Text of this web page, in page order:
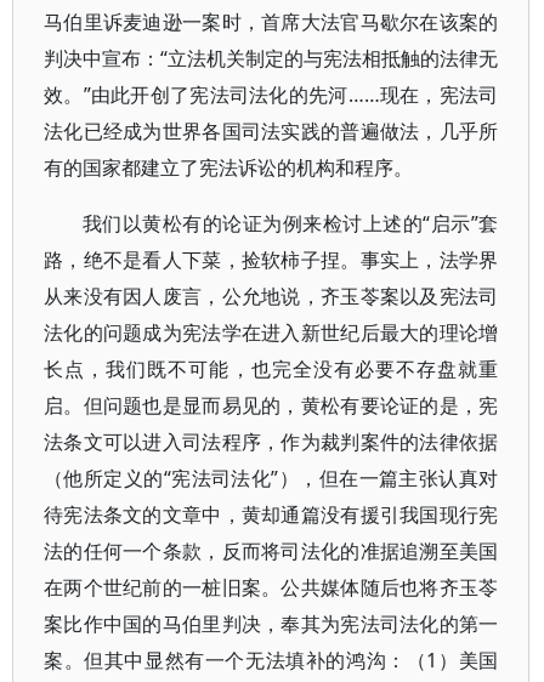
马伯里诉麦迪逊一案时，首席大法官马歇尔在该案的
判决中宣布：“立法机关制定的与宪法相抵触的法律无
效。”由此开创了宪法司法化的先河……现在，宪法司
法化已经成为世界各国司法实践的普遍做法，几乎所
有的国家都建立了宪法诉讼的机构和程序。
我们以黄松有的论证为例来检讨上述的“启示”套
路，绝不是看人下菜，捡软柿子捏。事实上，法学界
从来没有因人废言，公允地说，齐玉苓案以及宪法司
法化的问题成为宪法学在进入新世纪后最大的理论增
长点，我们既不可能，也完全没有必要不存盘就重
启。但问题也是显而易见的，黄松有要论证的是，宪
法条文可以进入司法程序，作为裁判案件的法律依据
（他所定义的“宪法司法化”），但在一篇主张认真对
待宪法条文的文章中，黄却通篇没有援引我国现行宪
法的任何一个条款，反而将司法化的准据追溯至美国
在两个世纪前的一桩旧案。公共媒体随后也将齐玉苓
案比作中国的马伯里判决，奉其为宪法司法化的第一
案。但其中显然有一个无法填补的鸿沟：（1）美国